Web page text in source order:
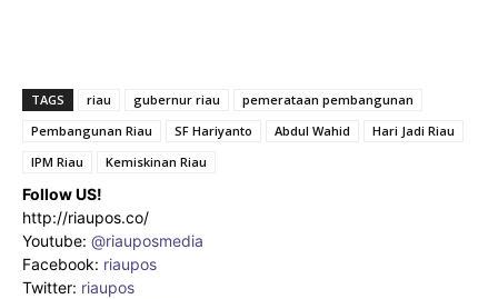
TAGS riau gubernur riau
pemerataan pembangunan
Pembangunan Riau
SF Hariyanto Abdul Wahid
Hari Jadi Riau
IPM Riau
Kemiskinan Riau
Follow US!
http://riaupos.co/
Youtube: @riauposmedia
Facebook: riaupos
Twitter: riaupos